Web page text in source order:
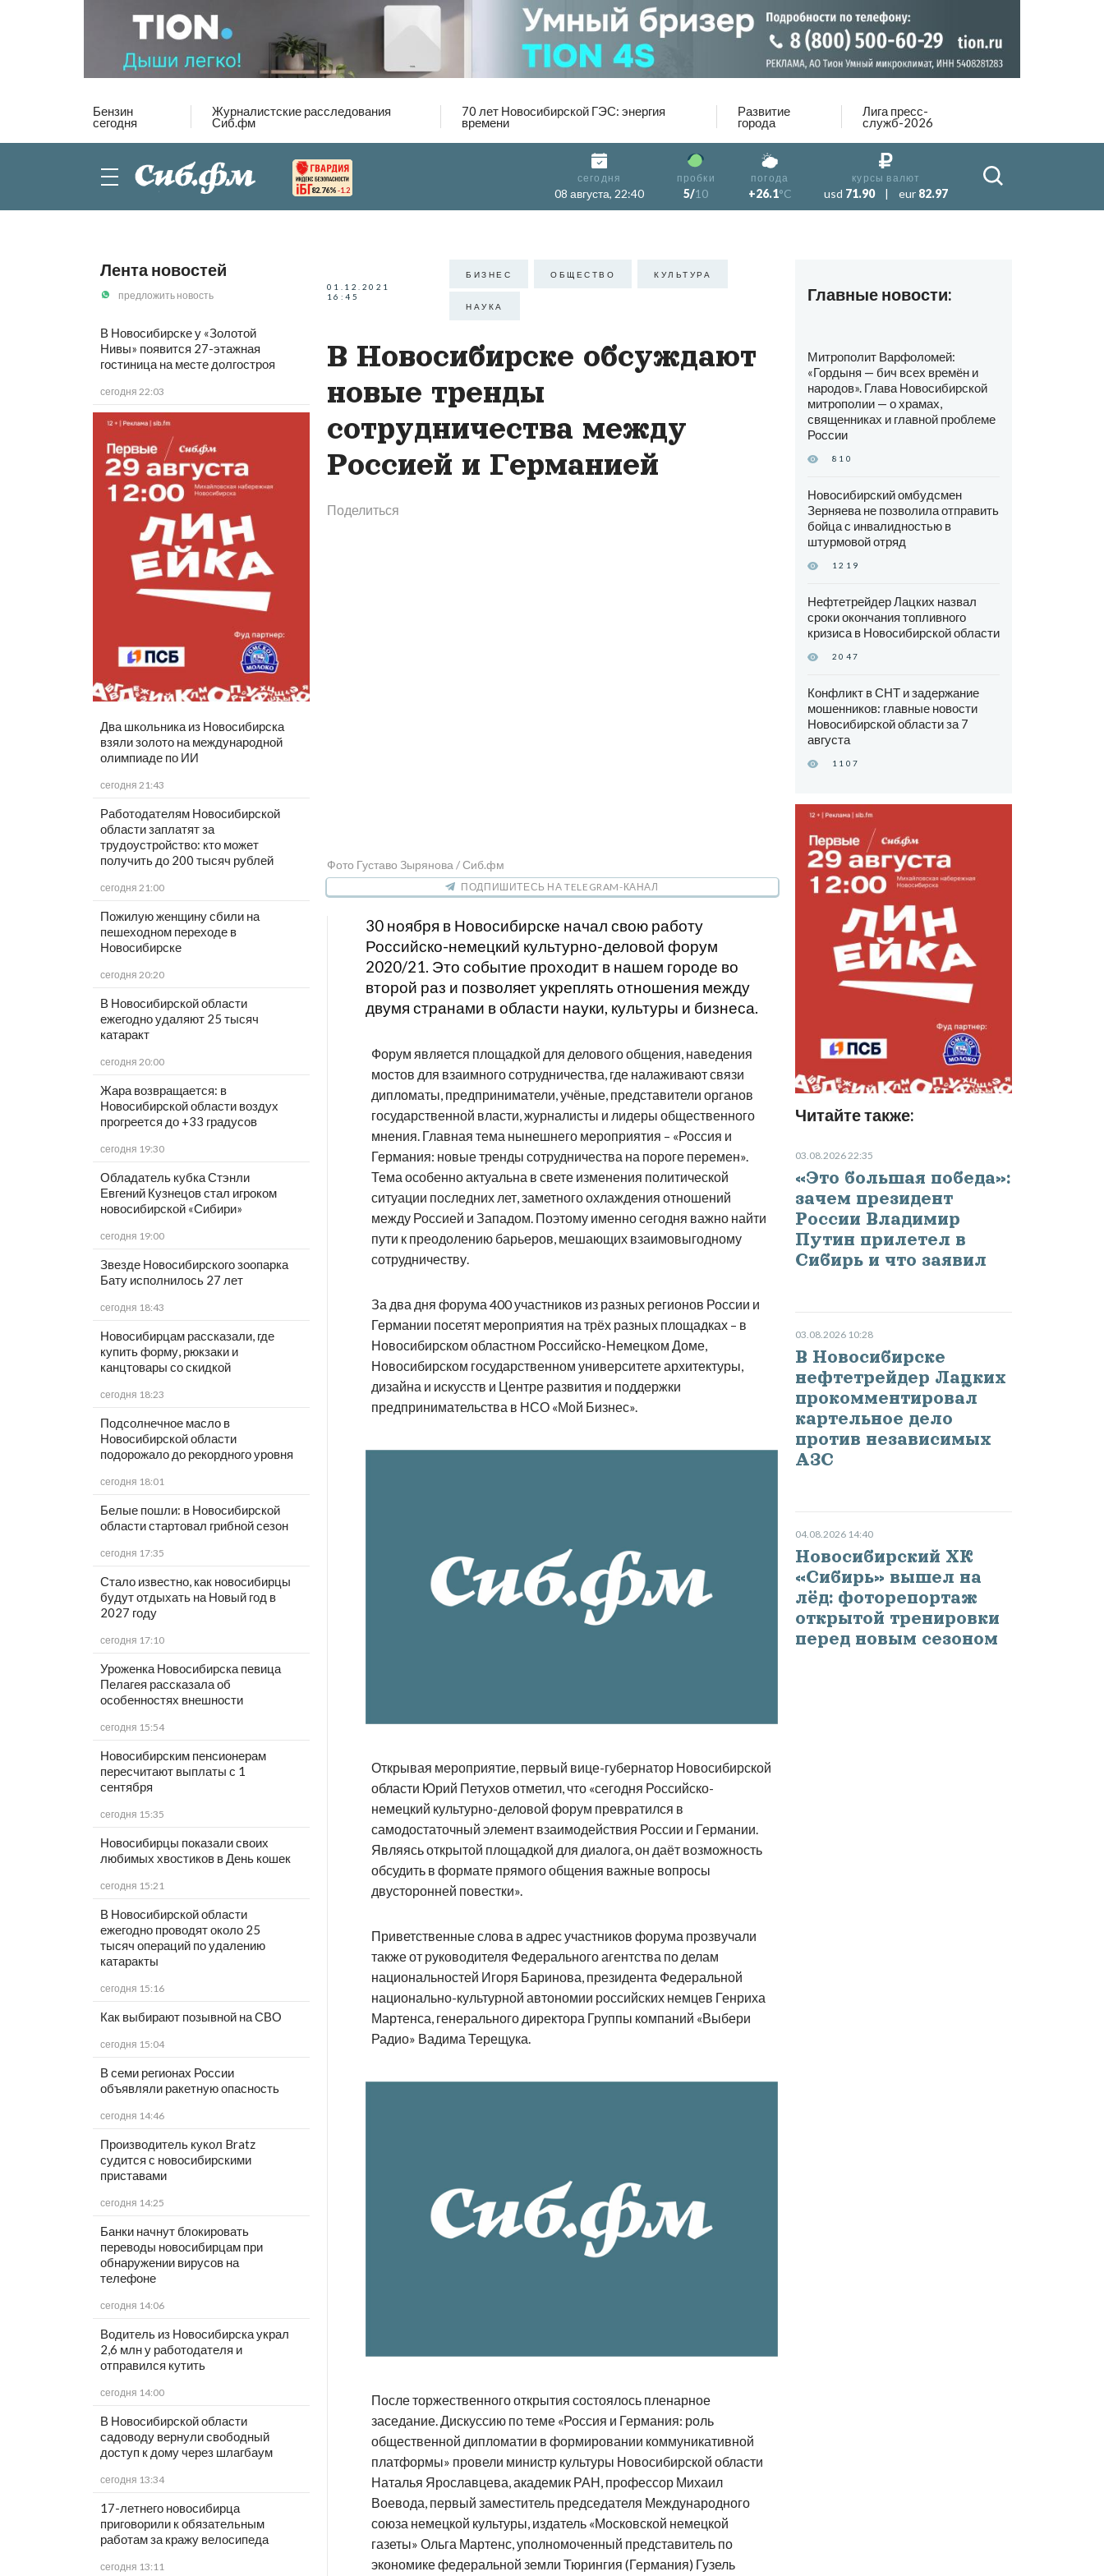
Бензин
сегодня
Журналистские расследования
Сиб.фм
70 лет Новосибирской ГЭС: энергия
времени
Развитие
города
Лига пресс-
служб-2026
82.76% -1.2
сегодня
08 августа, 22:40
пробки
5/10
погода
+26.1°C
курсы валют
usd 71.90 | eur 82.97
Лента новостей
предложить новость
В Новосибирске у «Золотой
Нивы» появится 27-этажная
гостиница на месте долгостроя
сегодня 22:03
Два школьника из Новосибирска
взяли золото на международной
олимпиаде по ИИ
сегодня 21:43
Работодателям Новосибирской
области заплатят за
трудоустройство: кто может
получить до 200 тысяч рублей
сегодня 21:00
Пожилую женщину сбили на
пешеходном переходе в
Новосибирске
сегодня 20:20
В Новосибирской области
ежегодно удаляют 25 тысяч
катаракт
сегодня 20:00
Жара возвращается: в
Новосибирской области воздух
прогреется до +33 градусов
сегодня 19:30
Обладатель кубка Стэнли
Евгений Кузнецов стал игроком
новосибирской «Сибири»
сегодня 19:00
Звезде Новосибирского зоопарка
Бату исполнилось 27 лет
сегодня 18:43
Новосибирцам рассказали, где
купить форму, рюкзаки и
канцтовары со скидкой
сегодня 18:23
Подсолнечное масло в
Новосибирской области
подорожало до рекордного уровня
сегодня 18:01
Белые пошли: в Новосибирской
области стартовал грибной сезон
сегодня 17:35
Стало известно, как новосибирцы
будут отдыхать на Новый год в
2027 году
сегодня 17:10
Уроженка Новосибирска певица
Пелагея рассказала об
особенностях внешности
сегодня 15:54
Новосибирским пенсионерам
пересчитают выплаты с 1
сентября
сегодня 15:35
Новосибирцы показали своих
любимых хвостиков в День кошек
сегодня 15:21
В Новосибирской области
ежегодно проводят около 25
тысяч операций по удалению
катаракты
сегодня 15:16
Как выбирают позывной на СВО
сегодня 15:04
В семи регионах России
объявляли ракетную опасность
сегодня 14:46
Производитель кукол Bratz
судится с новосибирскими
приставами
сегодня 14:25
Банки начнут блокировать
переводы новосибирцам при
обнаружении вирусов на
телефоне
сегодня 14:06
Водитель из Новосибирска украл
2,6 млн у работодателя и
отправился кутить
сегодня 14:00
В Новосибирской области
садоводу вернули свободный
доступ к дому через шлагбаум
сегодня 13:34
17-летнего новосибирца
приговорили к обязательным
работам за кражу велосипеда
сегодня 13:11
01.12.2021
16:45
БИЗНЕС ОБЩЕСТВО КУЛЬТУРА
НАУКА
В Новосибирске обсуждают
новые тренды
сотрудничества между
Россией и Германией
Поделиться
Фото Густаво Зырянова / Сиб.фм
ПОДПИШИТЕСЬ НА TELEGRAM-КАНАЛ
30 ноября в Новосибирске начал свою работу
Российско-немецкий культурно-деловой форум
2020/21. Это событие проходит в нашем городе во
второй раз и позволяет укреплять отношения между
двумя странами в области науки, культуры и бизнеса.
Форум является площадкой для делового общения, наведения
мостов для взаимного сотрудничества, где налаживают связи
дипломаты, предприниматели, учёные, представители органов
государственной власти, журналисты и лидеры общественного
мнения. Главная тема нынешнего мероприятия – «Россия и
Германия: новые тренды сотрудничества на пороге перемен».
Тема особенно актуальна в свете изменения политической
ситуации последних лет, заметного охлаждения отношений
между Россией и Западом. Поэтому именно сегодня важно найти
пути к преодолению барьеров, мешающих взаимовыгодному
сотрудничеству.
За два дня форума 400 участников из разных регионов России и
Германии посетят мероприятия на трёх разных площадках – в
Новосибирском областном Российско-Немецком Доме,
Новосибирском государственном университете архитектуры,
дизайна и искусств и Центре развития и поддержки
предпринимательства в НСО «Мой Бизнес».
Открывая мероприятие, первый вице-губернатор Новосибирской
области Юрий Петухов отметил, что «сегодня Российско-
немецкий культурно-деловой форум превратился в
самодостаточный элемент взаимодействия России и Германии.
Являясь открытой площадкой для диалога, он даёт возможность
обсудить в формате прямого общения важные вопросы
двусторонней повестки».
Приветственные слова в адрес участников форума прозвучали
также от руководителя Федерального агентства по делам
национальностей Игоря Баринова, президента Федеральной
национально-культурной автономии российских немцев Генриха
Мартенса, генерального директора Группы компаний «Выбери
Радио» Вадима Терещука.
После торжественного открытия состоялось пленарное
заседание. Дискуссию по теме «Россия и Германия: роль
общественной дипломатии в формировании коммуникативной
платформы» провели министр культуры Новосибирской области
Наталья Ярославцева, академик РАН, профессор Михаил
Воевода, первый заместитель председателя Международного
союза немецкой культуры, издатель «Московской немецкой
газеты» Ольга Мартенс, уполномоченный представитель по
экономике федеральной земли Тюрингия (Германия) Гузель
Главные новости:
Митрополит Варфоломей:
«Гордыня — бич всех времён и
народов». Глава Новосибирской
митрополии — о храмах,
священниках и главной проблеме
России
810
Новосибирский омбудсмен
Зерняева не позволила отправить
бойца с инвалидностью в
штурмовой отряд
1219
Нефтетрейдер Лацких назвал
сроки окончания топливного
кризиса в Новосибирской области
2047
Конфликт в СНТ и задержание
мошенников: главные новости
Новосибирской области за 7
августа
1107
Читайте также:
03.08.2026 22:35
«Это большая победа»:
зачем президент
России Владимир
Путин прилетел в
Сибирь и что заявил
03.08.2026 10:28
В Новосибирске
нефтетрейдер Лацких
прокомментировал
картельное дело
против независимых
АЗС
04.08.2026 14:40
Новосибирский ХК
«Сибирь» вышел на
лёд: фоторепортаж
открытой тренировки
перед новым сезоном